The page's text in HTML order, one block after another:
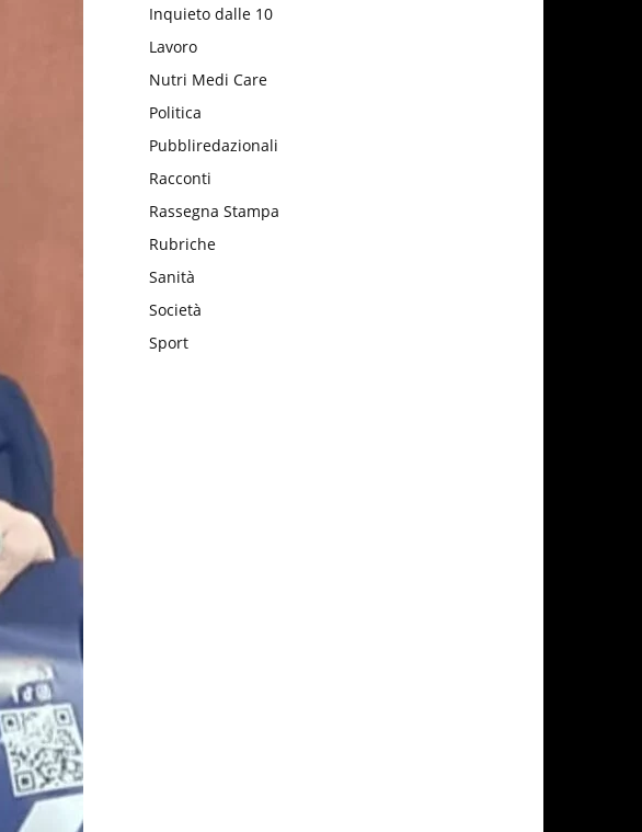
Inquieto dalle 10
Lavoro
Nutri Medi Care
Politica
Pubbliredazionali
Racconti
Rassegna Stampa
Rubriche
Sanità
Società
Sport